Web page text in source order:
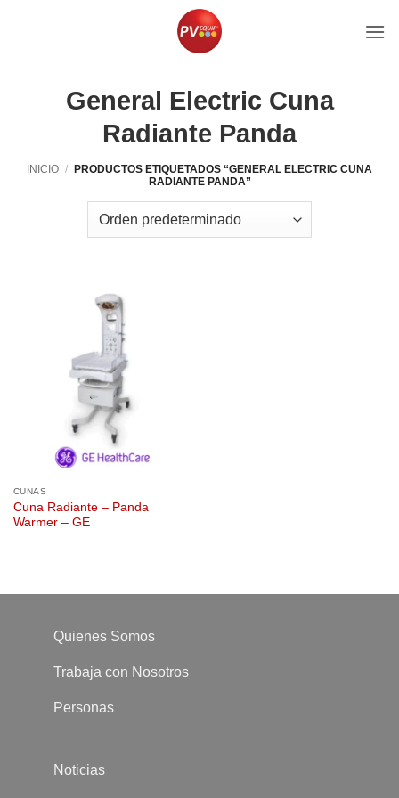
General Electric Cuna
Radiante Panda
INICIO /
PRODUCTOS ETIQUETADOS “GENERAL ELECTRIC CUNA
RADIANTE PANDA”
CUNAS
Cuna Radiante – Panda
Warmer – GE
Quienes Somos
Trabaja con Nosotros
Personas
Noticias